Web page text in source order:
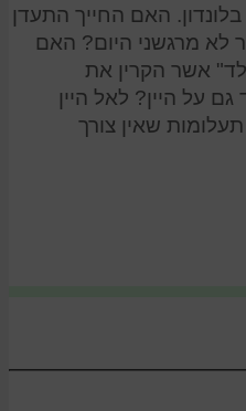
האם החייך התעדן
לא מרגשני היום? האם
אשר הקרין את
על היין? לאל היין
שאין צורך